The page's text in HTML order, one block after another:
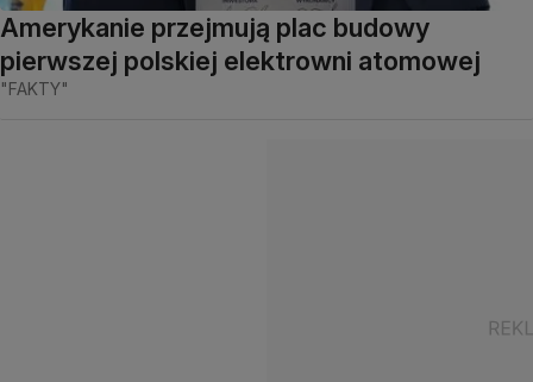
Amerykanie przejmują plac budowy
pierwszej polskiej elektrowni atomowej
"FAKTY"